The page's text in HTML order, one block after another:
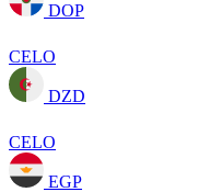
DOP
CELO
DZD
CELO
EGP